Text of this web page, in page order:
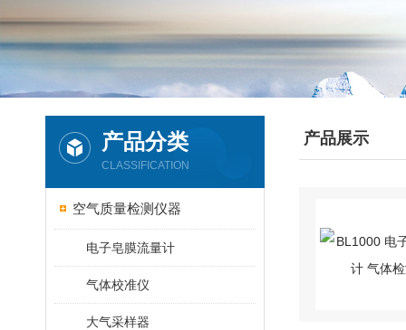
产品分类
CLASSIFICATION
空气质量检测仪器
电子皂膜流量计
气体校准仪
大气采样器
产品展示